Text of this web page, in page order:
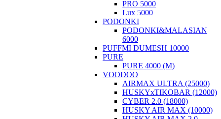
PRO 5000
Lux 5000
PODONKI
PODONKI&MALASIAN
6000
PUFFMI DUMESH 10000
PURE
PURE 4000 (М)
VOODOO
AIRMAX ULTRA (25000)
HUSKYxTIKOBAR (12000)
CYBER 2.0 (18000)
HUSKY AIR MAX (10000)